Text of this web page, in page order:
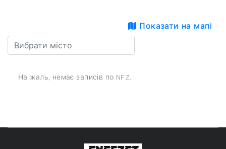
Показати на мапі
На жаль, немає записів по NFZ.